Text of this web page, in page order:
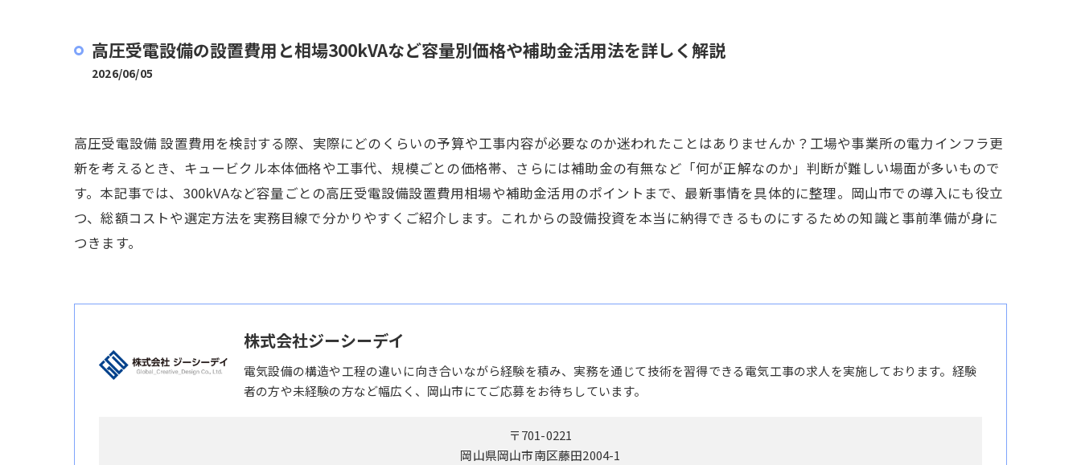
高圧受電設備の設置費用と相場300kVAなど容量別価格や補助金活用法を詳しく解説
2026/06/05
高圧受電設備 設置費用を検討する際、実際にどのくらいの予算や工事内容が必要なのか迷われたことはありませんか？工場や事業所の電力インフラ更
新を考えるとき、キュービクル本体価格や工事代、規模ごとの価格帯、さらには補助金の有無など「何が正解なのか」判断が難しい場面が多いもので
す。本記事では、300kVAなど容量ごとの高圧受電設備設置費用相場や補助金活用のポイントまで、最新事情を具体的に整理。岡山市での導入にも役立
つ、総額コストや選定方法を実務目線で分かりやすくご紹介します。これからの設備投資を本当に納得できるものにするための知識と事前準備が身に
つきます。
株式会社ジーシーデイ
電気設備の構造や工程の違いに向き合いながら経験を積み、実務を通じて技術を習得できる電気工事の求人を実施しております。経験
者の方や未経験の方など幅広く、岡山市にてご応募をお待ちしています。
〒701-0221
岡山県岡山市南区藤田2004-1